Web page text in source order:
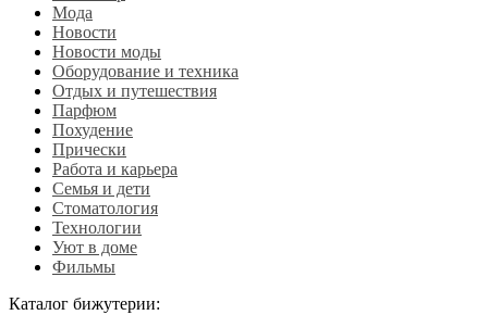
Мода
Новости
Новости моды
Оборудование и техника
Отдых и путешествия
Парфюм
Похудение
Прически
Работа и карьера
Семья и дети
Стоматология
Технологии
Уют в доме
Фильмы
Каталог бижутерии: